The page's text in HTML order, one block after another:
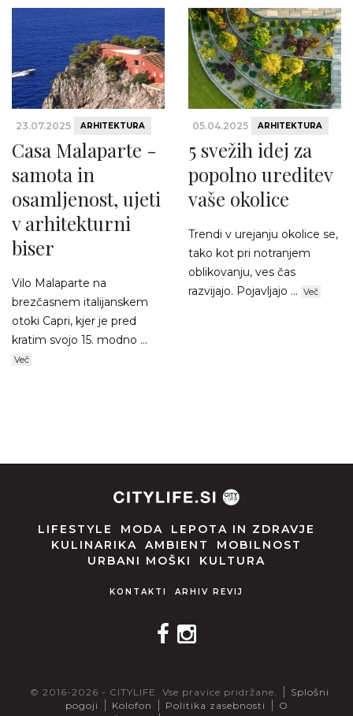
23.07.2025 ARHITEKTURA
Casa Malaparte -
samota in
osamljenost, ujeti
v arhitekturni
biser
Vilo Malaparte na
brezčasnem italijanskem
otoki Capri, kjer je pred
kratim svojo 15. modno ...
Več
05.04.2025 ARHITEKTURA
5 svežih idej za
popolno ureditev
vaše okolice
Trendi v urejanju okolice se,
tako kot pri notranjem
oblikovanju, ves čas
razvijajo. Pojavljajo ... Več
LIFESTYLE MODA
LEPOTA IN ZDRAVJE
KULINARIKA
AMBIENT
MOBILNOST
URBANI MOŠKI
KULTURA
KONTAKTI ARHIV REVIJ
© 2016-2026 - CITYLIFE. Vse pravice pridržane.
Splošni
pogoji
Kolofon Politika zasebnosti
O